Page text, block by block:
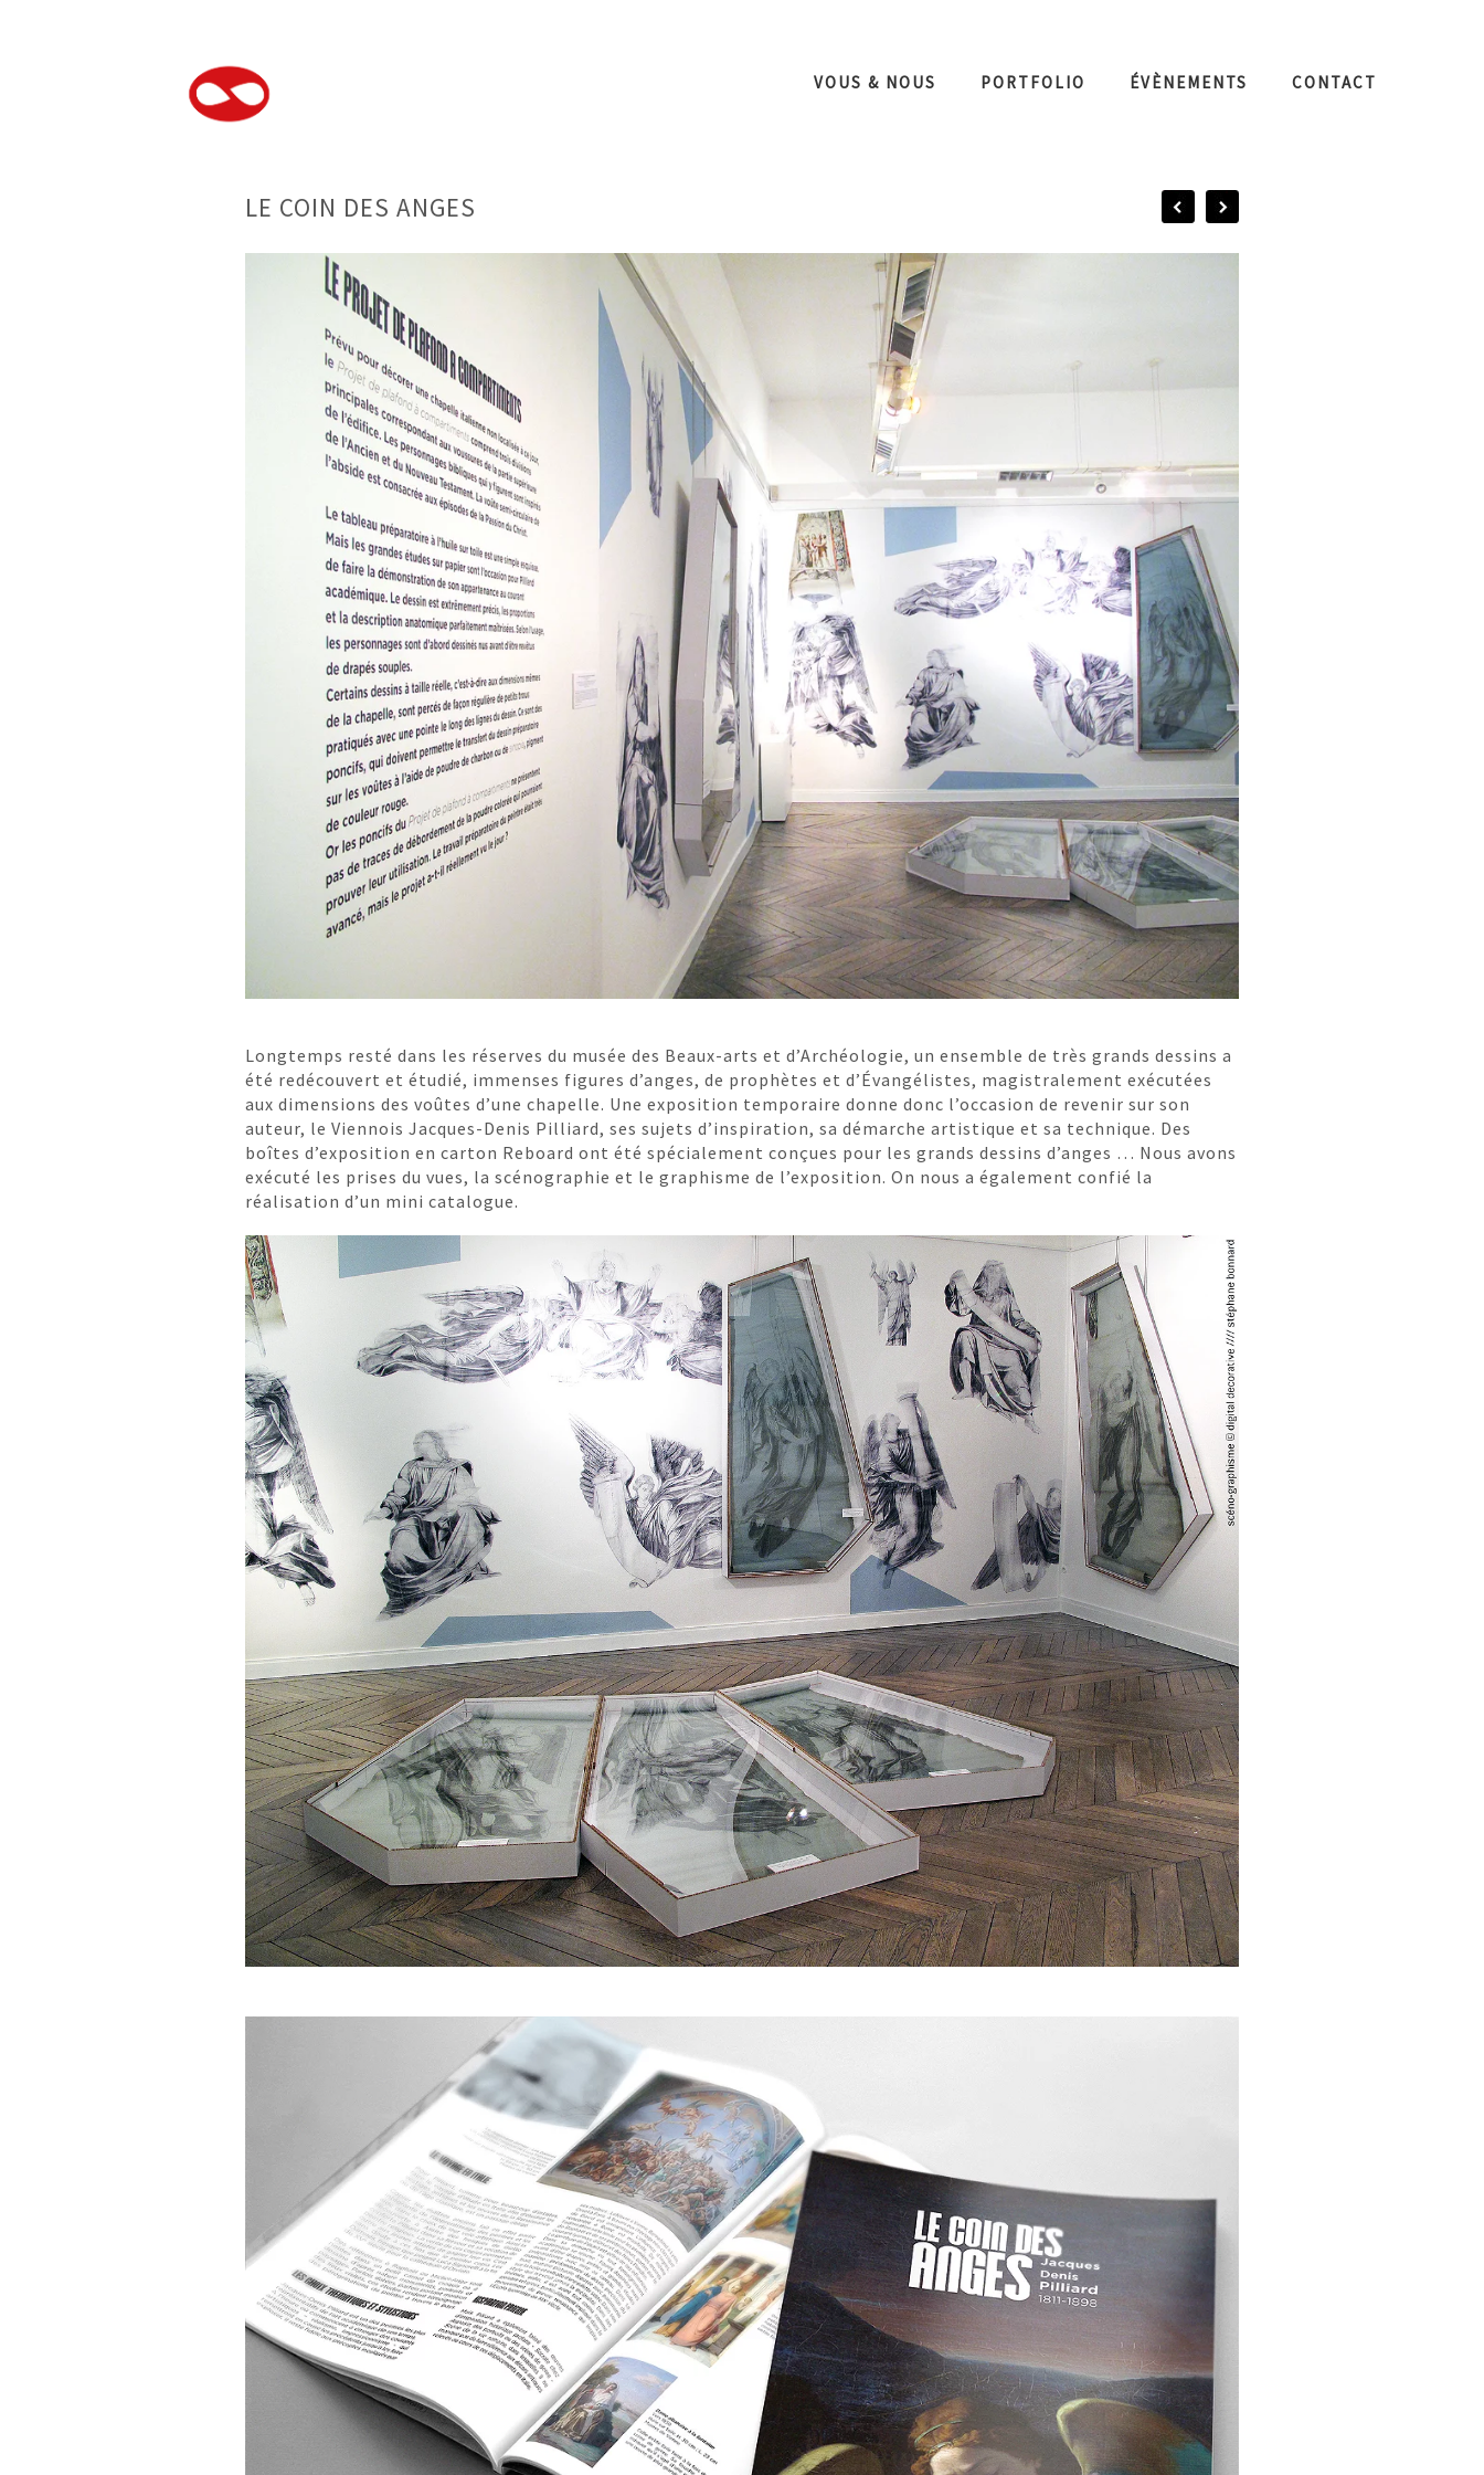
VOUS & NOUS PORTFOLIO ÉVÈNEMENTS CONTACT
LE COIN DES ANGES
Longtemps resté dans les réserves du musée des Beaux-arts et d’Archéologie, un ensemble de très grands dessins a
été redécouvert et étudié, immenses figures d’anges, de prophètes et d’Évangélistes, magistralement exécutées
aux dimensions des voûtes d’une chapelle. Une exposition temporaire donne donc l’occasion de revenir sur son
auteur, le Viennois Jacques-Denis Pilliard, ses sujets d’inspiration, sa démarche artistique et sa technique. Des
boîtes d’exposition en carton Reboard ont été spécialement conçues pour les grands dessins d’anges … Nous avons
exécuté les prises du vues, la scénographie et le graphisme de l’exposition. On nous a également confié la
réalisation d’un mini catalogue.